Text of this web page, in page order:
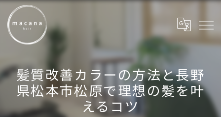
髪質改善カラーの方法と長野
県松本市松原で理想の髪を叶
えるコツ